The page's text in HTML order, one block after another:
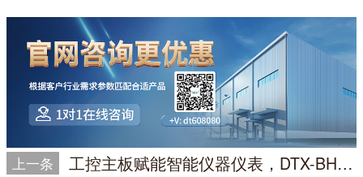
上一条 工控主板赋能智能仪器仪表，DTX-BH81MC如何精准匹配客户需求